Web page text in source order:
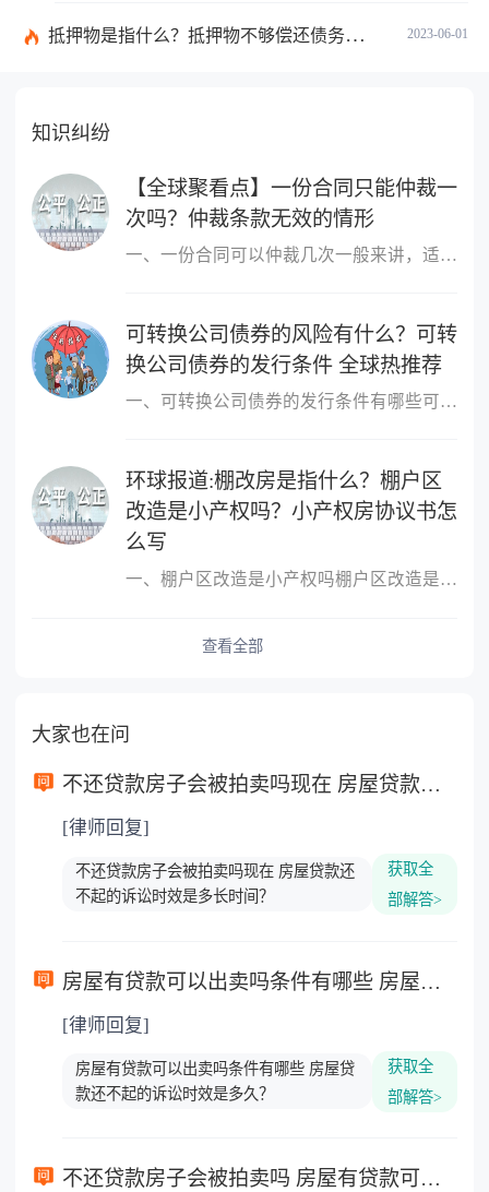
2023-06-01
抵押物是指什么？抵押物不够偿还债务怎么办？
知识纠纷
【全球聚看点】一份合同只能仲裁一
次吗？仲裁条款无效的情形
一、一份合同可以仲裁几次一般来讲，适用仲裁协议的为一裁终局，即
可转换公司债券的风险有什么？可转
换公司债券的发行条件 全球热推荐
一、可转换公司债券的发行条件有哪些可转换公司债券的发行条件有：1
环球报道:棚改房是指什么？棚户区
改造是小产权吗？小产权房协议书怎
么写
一、棚户区改造是小产权吗棚户区改造是小产权的。非完全产权，是需
查看全部
大家也在问
不还贷款房子会被拍卖吗现在 房屋贷款还不起的诉讼时效是多长时间？
[律师回复]
不还贷款房子会被拍卖吗现在 房屋贷款还
不起的诉讼时效是多长时间？
获取全
部解答>
房屋有贷款可以出卖吗条件有哪些 房屋贷款还不起的诉讼时效是多久？
[律师回复]
房屋有贷款可以出卖吗条件有哪些 房屋贷
款还不起的诉讼时效是多久？
获取全
部解答>
不还贷款房子会被拍卖吗 房屋有贷款可以出卖吗？